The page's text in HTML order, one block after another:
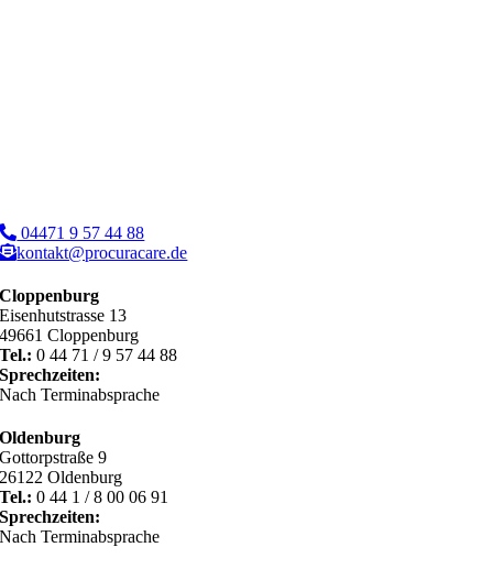
04471 9 57 44 88
kontakt@procuracare.de
Cloppenburg
Eisenhutstrasse 13
49661 Cloppenburg
Tel.: 0 44 71 / 9 57 44 88
Sprechzeiten:
Nach Terminabsprache
Oldenburg
Gottorpstraße 9
26122 Oldenburg
Tel.: 0 44 1 / 8 00 06 91
Sprechzeiten:
Nach Terminabsprache